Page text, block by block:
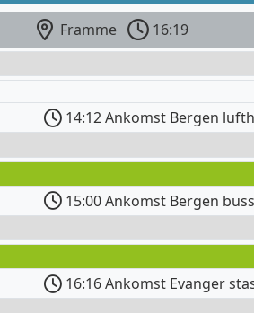
Framme
16:19
14:12 Ankomst Bergen
15:00 Ankomst Bergen
16:16 Ankomst Evanger